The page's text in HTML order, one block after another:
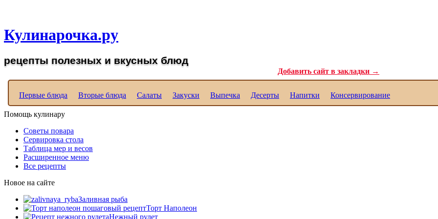
Кулинарочка.ру
рецепты полезных и вкусных блюд
Добавить сайт в закладки →
Первые блюда Вторые блюда Салаты Закуски Выпечка Десерты Напитки Консервирование
Помощь кулинару
Советы повара
Сервировка стола
Таблица мер и весов
Расширенное меню
Все рецепты
Новое на сайте
Заливная рыба
Торт Наполеон
Нежный рулет